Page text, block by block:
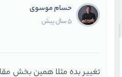
حسام موسوی
5 سال پیش
تغییر بده مثلا همین بخش